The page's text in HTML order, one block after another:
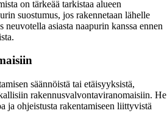
on tärkeää tarkistaa alueen
suostumus, jos rakennetaan lähelle
neuvotella asiasta naapurin kanssa ennen
säännöistä tai etäisyyksistä,
rakennusvalvontaviranomaisiin. He
ja ohjeistusta rakentamiseen liittyvistä